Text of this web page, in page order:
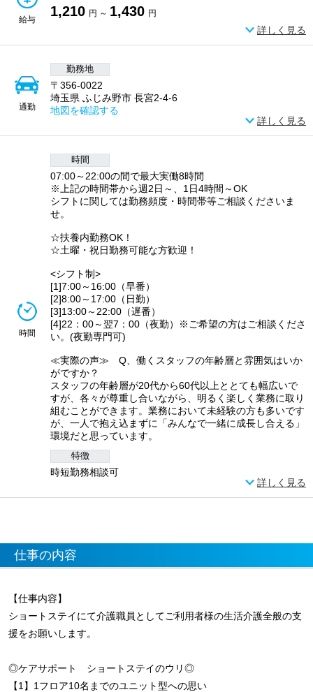
給与
1,210 円 ～ 1,430 円
詳しく見る
通勤
勤務地
〒356-0022
埼玉県 ふじみ野市 長宮2-4-6
地図を確認する
詳しく見る
時間
時間
07:00～22:00の間で最大実働8時間
※上記の時間帯から週2日～、1日4時間～OK
シフトに関しては勤務頻度・時間帯等ご相談くださいま
せ。
☆扶養内勤務OK！
☆土曜・祝日勤務可能な方歓迎！
<シフト制>
[1]7:00～16:00（早番）
[2]8:00～17:00（日勤）
[3]13:00～22:00（遅番）
[4]22：00～翌7：00（夜勤）※ご希望の方はご相談くださ
い。(夜勤専門可)
≪実際の声≫ Q、働くスタッフの年齢層と雰囲気はいか
がですか？
スタッフの年齢層が20代から60代以上ととても幅広いで
すが、各々が尊重し合いながら、明るく楽しく業務に取り
組むことができます。業務において未経験の方も多いです
が、一人で抱え込まずに「みんなで一緒に成長し合える」
環境だと思っています。
特徴
時短勤務相談可
詳しく見る
仕事の内容
【仕事内容】
ショートステイにて介護職員としてご利用者様の生活介護全般の支
援をお願いします。
◎ケアサポート ショートステイのウリ◎
【1】1フロア10名までのユニット型への思い